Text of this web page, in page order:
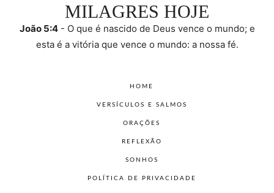
MILAGRES HOJE
João 5:4- O que é nascido de Deus vence o mundo; e
esta é a vitória que vence o mundo: a nossa fé.
HOME
VERSÍCULOS E SALMOS
ORAÇÕES
REFLEXÃO
SONHOS
POLÍTICA DE PRIVACIDADE